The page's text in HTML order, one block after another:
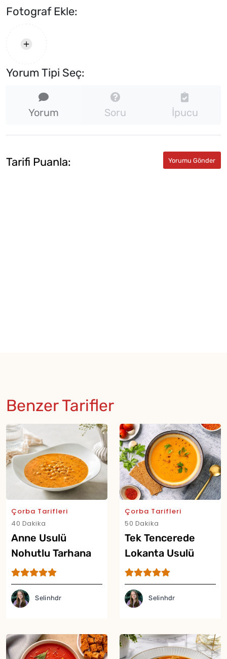
Fotograf Ekle:
Yorum Tipi Seç:
Yorum Soru İpucu
Tarifi Puanla:
Benzer Tarifler
Çorba Tarifleri
40 Dakika
Anne Usulü
Nohutlu Tarhana
Çorbası Tarifi
Selinhdr
Çorba Tarifleri
50 Dakika
Tek Tencerede
Lokanta Usulü
Mercimek Çorbası
Tarifi
Selinhdr